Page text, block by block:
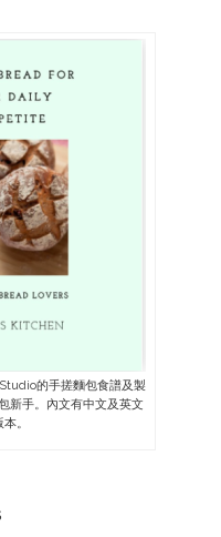
的手搓麵包食譜及製
新手。內文有中文及英文
本。